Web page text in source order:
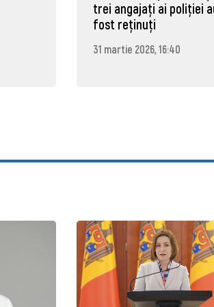
trei angajați ai poliției
fost reținuți
31 martie 2026, 16:40